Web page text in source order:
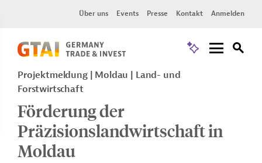
Über uns Events Presse Kontakt Anmelden
Projektmeldung Moldau
Land- und
Forstwirtschaft
Förderung der
Präzisionslandwirtschaft in
Moldau